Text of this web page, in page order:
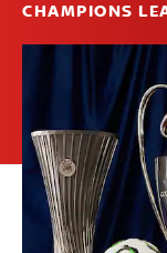
CHAMPIONS